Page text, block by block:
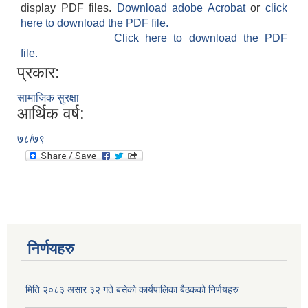
display PDF files.
Download adobe Acrobatorclick
here to download the PDF file.
Click here to download the PDF
file.
प्रकार:
सामाजिक सुरक्षा
आर्थिक वर्ष:
७८/७९
निर्णयहरु
मिति २०८३ असार ३२ गते बसेको कार्यपालिका बैठकको निर्णयहरु